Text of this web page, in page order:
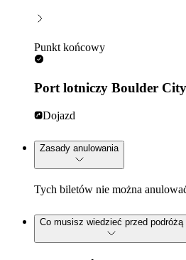
Punkt końcowy
Port lotniczy Boulder City
Dojazd
Zasady anulowania
Tych biletów nie można
Co musisz wiedzieć przed podróżą